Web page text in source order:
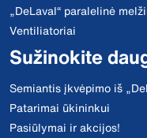
„DeLaval“ paralelinė
Ventiliatoriai
Sužinokite
Semiantis įkvėpimo iš
Patarimai ūkininkui
Pasiūlymai ir akcijos!